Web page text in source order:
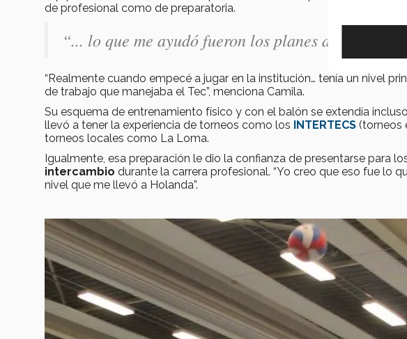
de profesional como de preparatoria.
“... lo que me ayudó fueron los planes de trabajo
“Realmente cuando empecé a jugar en la institución… tenía un nivel
de trabajo que manejaba el Tec”, menciona Camila.
Su esquema de entrenamiento físico y con el balón se extendía
llevó a tener la experiencia de torneos como los
INTERTECS (torneos
torneos locales como La Loma.
Igualmente, esa preparación le dio la confianza de presentarse para
intercambio durante la carrera profesional. “Yo creo que eso fue lo
nivel que me llevó a Holanda”.